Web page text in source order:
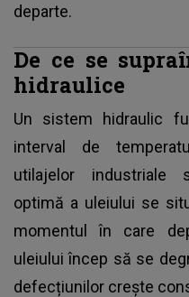
departe.
De ce se
hidraulice
Un sistem hidraulic
interval de
utilajelor industriale
optimă a uleiului se
momentul în care
uleiului încep să se
defecțiunilor crește